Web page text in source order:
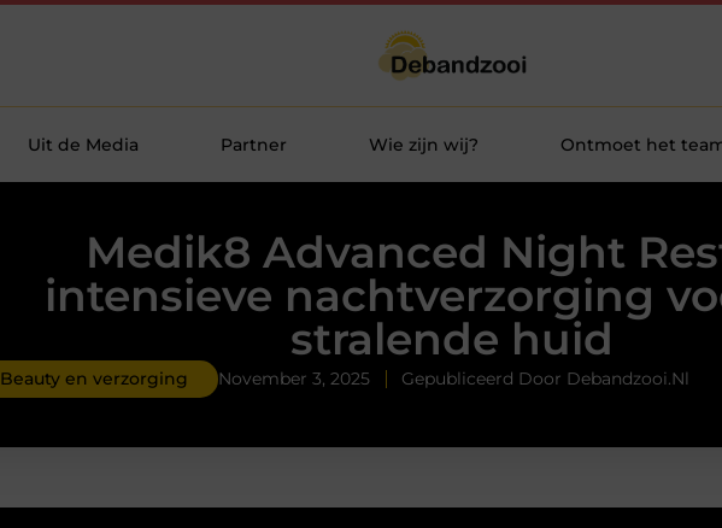
Uit de Media Partner Wie zijn wij? Ontmoet het
Medik8 Advanced Night
intensieve nachtverzorging
stralende huid
Beauty en verzorging November 3, 2025 Gepubliceerd Door Debandzooi.nl